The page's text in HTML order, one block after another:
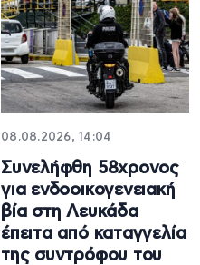
08.08.2026, 14:04
Συνελήφθη 58χρονος
για ενδοοικογενειακή
βία στη Λευκάδα
έπειτα από καταγγελία
της συντρόφου του